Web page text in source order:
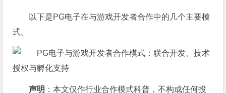
以下是PG电子在与游戏开发者合作中的几个主要模
式。
声明 ：本文仅作行业合作模式科普，不构成任何投